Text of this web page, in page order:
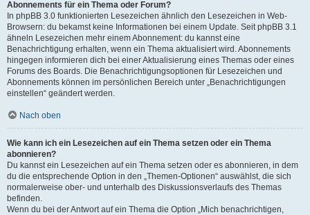
Abonnements für ein Thema oder Forum?
In phpBB 3.0 funktionierten Lesezeichen ähnlich den Lesezeichen in Web-
Browsern: du bekamst keine Informationen bei einem Update. Seit phpBB 3.1
ähneln Lesezeichen mehr einem Abonnement: du kannst eine
Benachrichtigung erhalten, wenn ein Thema aktualisiert wird. Abonnements
hingegen informieren dich bei einer Aktualisierung eines Themas oder eines
Forums des Boards. Die Benachrichtigungsoptionen für Lesezeichen und
Abonnements können im persönlichen Bereich unter „Benachrichtigungen
einstellen“ geändert werden.
Nach oben
Wie kann ich ein Lesezeichen auf ein Thema setzen oder ein Thema
abonnieren?
Du kannst ein Lesezeichen auf ein Thema setzen oder es abonnieren, in dem
du die entsprechende Option in den „Themen-Optionen“ auswählst, die sich
normalerweise ober- und unterhalb des Diskussionsverlaufs des Themas
befinden.
Wenn du bei der Antwort auf ein Thema die Option „Mich benachrichtigen,